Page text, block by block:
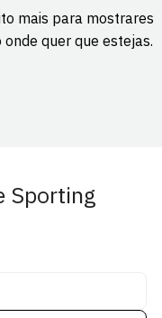
mais para mostrares
quer que estejas.
Sporting